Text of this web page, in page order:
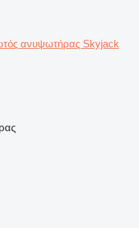
ανυψωτήρας Skyjack